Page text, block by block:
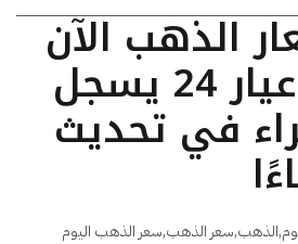
الذهب الآن
في مصر: عيار 24 يسجل
في تحديث
,الذهب,سعر الذهب,سعر الذهب اليوم